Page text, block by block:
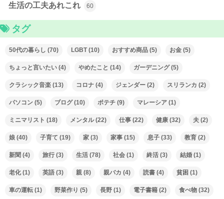
生活の工夫あれこれ 60
タグ
50代の暮らし (70) LGBT(10) おすすめ商品 (5) お金 (5)
ちょっと言いたい (4) やめたこと (14) ガーデニング(5)
クラシック音楽 (13) コロナ (4) ジェンダー (2) スリランカ (2)
パソコン (5) ブログ(10) ポテチ (9) マレーシア (1)
ミニマリスト (18) メンタル(22) 仕事 (22) 健康 (32) 夫 (2)
娘 (40) 子育て (19) 家 (3) 家事 (15) 息子 (33) 教育 (2)
新聞 (4) 旅行 (3) 生活 (78) 社会 (1) 終活 (3) 結婚 (1)
老化(1) 英語 (3) 親 (8) 親バカ (4) 読書 (4) 貧困 (1)
車の運転 (1) 野菜作り (5) 長野 (1) 電子書籍 (2) 食べ物 (32)